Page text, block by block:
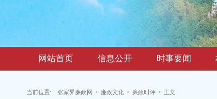
网站首页 信息公开 时事要闻
当前位置: 张家界廉政网 > 廉政文化 > 廉政时评 > 正文